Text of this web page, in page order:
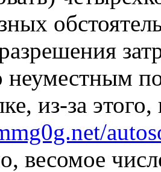
неуместным
из-за
весомое